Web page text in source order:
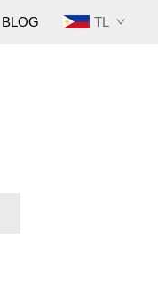
BLOG TL